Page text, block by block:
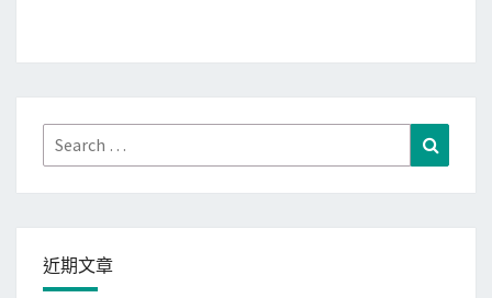
設
定
網
Search
for:
近期文章